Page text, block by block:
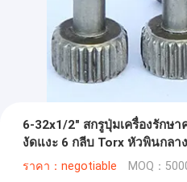
6-32x1/2" สกรูปุ่มเครื่องรักษ
งัดแงะ 6 กลีบ Torx หัวพินกลาง
ราคา：negotiable MOQ：